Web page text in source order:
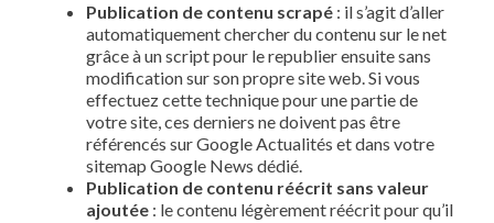
Publication de contenu scrapé : il s’agit d’aller
automatiquement chercher du contenu sur le net
grâce à un script pour le republier ensuite sans
modification sur son propre site web. Si vous
effectuez cette technique pour une partie de
votre site, ces derniers ne doivent pas être
référencés sur Google Actualités et dans votre
sitemap Google News dédié.
Publication de contenu réécrit sans valeur
ajoutée : le contenu légèrement réécrit pour qu’il